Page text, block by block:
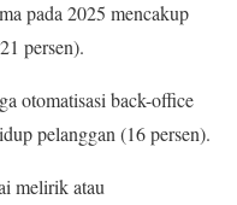
pada 2025 mencakup
persen).
otomatisasi back-office
pelanggan (16 persen).
melirik atau